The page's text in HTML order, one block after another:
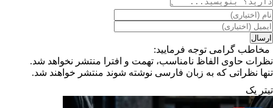
مخاطب گرامی توجه فرمایید:
نظرات حاوی الفاظ نامناسب، تهمت و افترا منتشر نخواهد شد.
تنها نظراتی که به زبان فارسی نوشته شوند منتشر خواهند شد.
تیترِ یک